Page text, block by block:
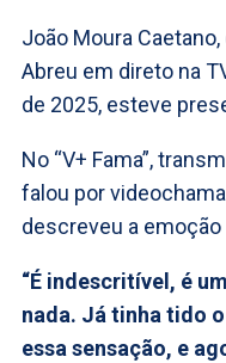
João Moura
Abreu em direto na
de 2025, esteve
No “V+ Fama”,
falou por
descreveu a
“É indescritível, é
nada. Já tinha tido
essa sensação, e